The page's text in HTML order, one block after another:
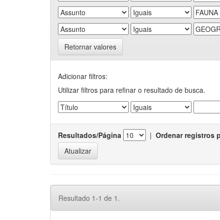
Retornar valores
Adicionar filtros:
Utilizar filtros para refinar o resultado de busca.
Resultados/Página | Ordenar registros
Resultado 1-1 de 1.